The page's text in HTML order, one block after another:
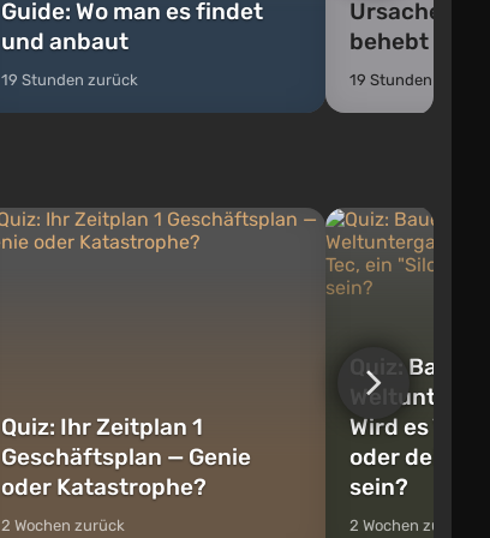
Guide: Wo man es findet
und anbaut
19 Stunden zurück
Ursachen
behebt
19 Stunden zurück
Quiz: Ihr Zeitplan 1
Geschäftsplan — Genie
oder Katastrophe?
2 Wochen zurück
Quiz: Baue
Wird es
oder dein
sein?
2 Wochen zurück